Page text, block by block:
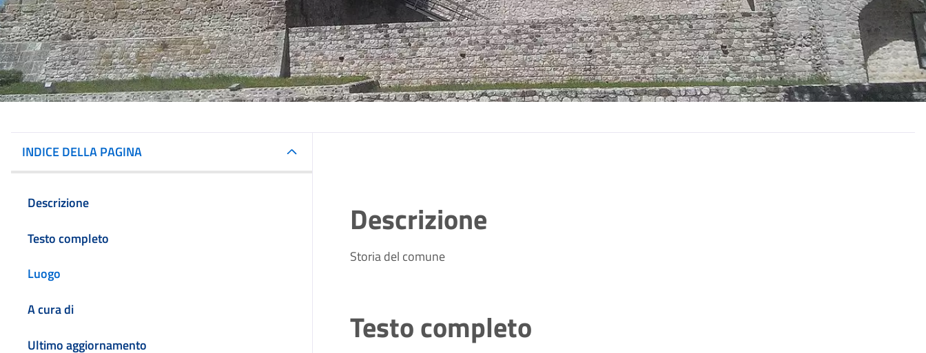
INDICE DELLA PAGINA
Descrizione
Testo completo
Luogo
A cura di
Ultimo aggiornamento
Descrizione
Storia del comune
Testo completo